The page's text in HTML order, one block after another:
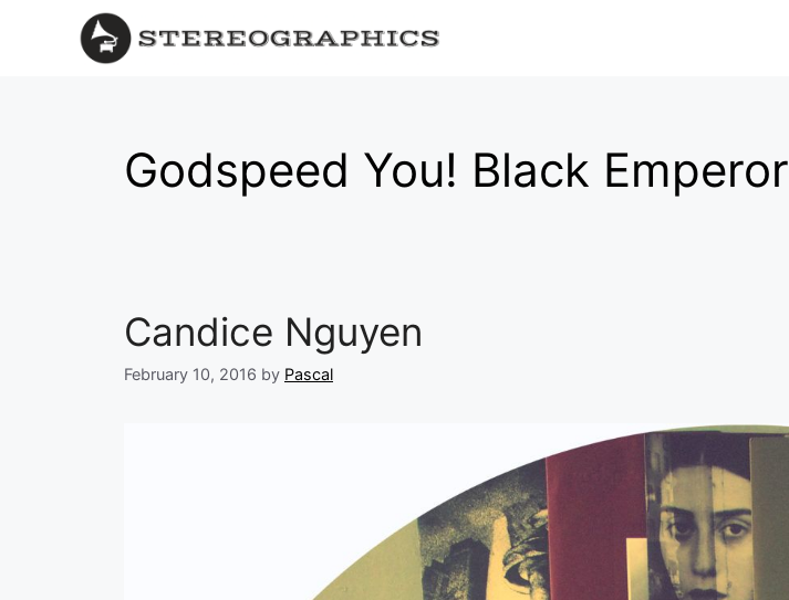
Godspeed You! Black Emperor
Candice Nguyen
February 10, 2016 by Pascal